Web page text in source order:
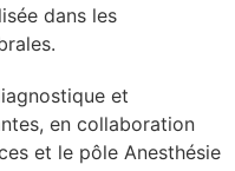
dans les
et
en collaboration
et le pôle Anesthésie